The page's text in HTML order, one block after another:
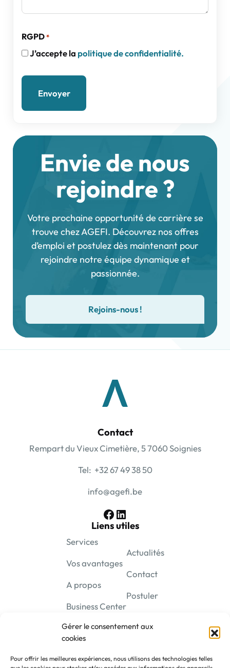
Gérer le consentement aux
cookies
Pour offrir les meilleures expériences, nous utilisons des technologies telles
RGPD *
J’accepte la politique de confidentialité.
Envie de nous
rejoindre ?
Votre prochaine opportunité de carrière se
trouve chez AGEFI. Découvrez nos offres
d’emploi et postulez dès maintenant pour
rejoindre notre équipe dynamique et
passionnée.
Rejoins-nous !
Contact
Rempart du Vieux Cimetière, 5 7060 Soignies
Tel: +32 67 49 38 50
info@agefi.be
Facebook LinkedIn
Liens utiles
Services
Vos avantages
A propos
Business Center
Actualités
Contact
Postuler